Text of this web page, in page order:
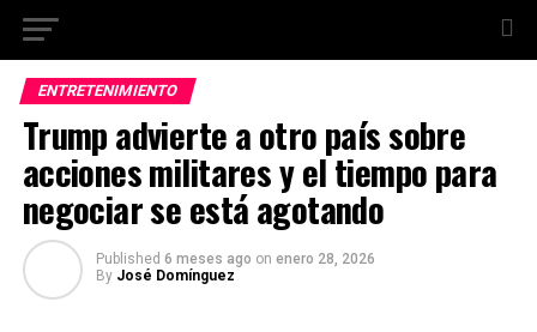
ENTRETENIMIENTO
Trump advierte a otro país sobre
acciones militares y el tiempo para
negociar se está agotando
Published 6 meses ago on enero 28, 2026
By José Domínguez